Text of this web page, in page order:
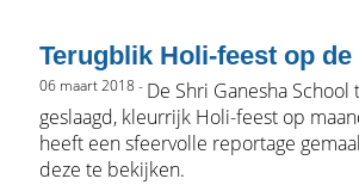
Terugblik Holi-feest op
06 maart 2018 - De Shri Ganesha
geslaagd, kleurrijk Holi-feest op
heeft een sfeervolle reportage
deze te bekijken.